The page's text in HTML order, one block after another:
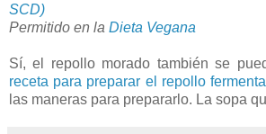
SCD)
Permitido en la Dieta Vegana
Sí, el repollo morado también se
receta para preparar el repollo
las maneras para prepararlo. La sopa